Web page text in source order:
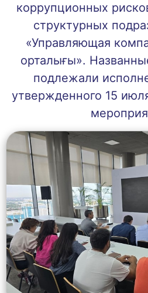
коррупционных
структурных
«Управляющая
орталығы».
подлежали
утвержденного 15